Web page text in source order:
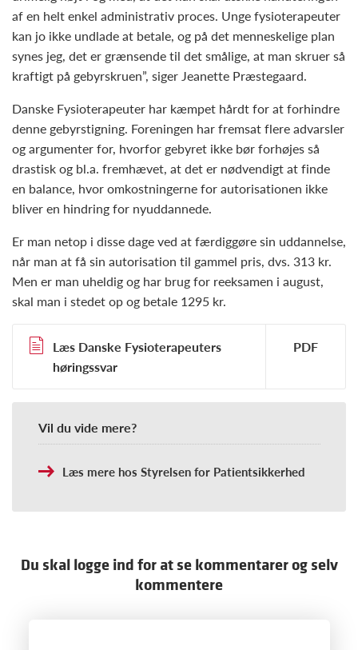
af en helt enkel administrativ proces. Unge fysioterapeuter
kan jo ikke undlade at betale, og på det menneskelige plan
synes jeg, det er grænsende til det smålige, at man skruer så
kraftigt på gebyrskruen”, siger Jeanette Præstegaard.
Danske Fysioterapeuter har kæmpet hårdt for at forhindre
denne gebyrstigning. Foreningen har fremsat flere advarsler
og argumenter for, hvorfor gebyret ikke bør forhøjes så
drastisk og bl.a. fremhævet, at det er nødvendigt at finde
en balance, hvor omkostningerne for autorisationen ikke
bliver en hindring for nyuddannede.
Er man netop i disse dage ved at færdiggøre sin uddannelse,
når man at få sin autorisation til gammel pris, dvs. 313 kr.
Men er man uheldig og har brug for reeksamen i august,
skal man i stedet op og betale 1295 kr.
Læs Danske Fysioterapeuters
høringssvar
Vil du vide mere?
Læs mere hos Styrelsen for Patientsikkerhed
Du skal logge ind for at se kommentarer og selv
kommentere